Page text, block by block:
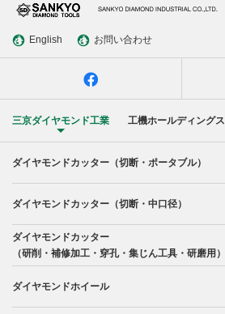
English お問い合わせ
三京ダイヤモンド工業 工機ホールディングス
ダイヤモンドカッター （切断・ポータブル）
コンクリート・ブロック切断用
曲線切断用
ブロック切断用
石材切断用
ダイヤモンドカッター （切断・中口径）
コンクリート・ブロック切断用
鋳鉄管切断用
ダイヤモンドカッター
（研削・補修加工・穿孔・集じん工具・研磨用）
研削用
ダイヤモンドホイール